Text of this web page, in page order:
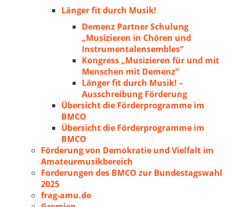
Länger fit durch Musik!
Demenz Partner Schulung
„Musizieren in Chören und
Instrumentalensembles“
Kongress „Musizieren für und mit
Menschen mit Demenz“
Länger fit durch Musik! –
Ausschreibung Förderung
Übersicht die Förderprogramme im
BMCO
Übersicht die Förderprogramme im
BMCO
Förderung von Demokratie und Vielfalt im
Amateurmusikbereich
Forderungen des BMCO zur Bundestagswahl
2025
frag-amu.de